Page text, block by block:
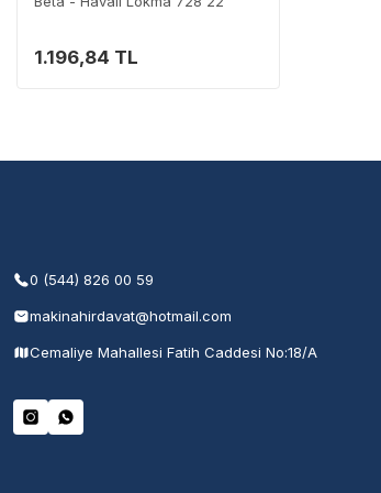
1.196,84 TL
0 (544) 826 00 59
makinahirdavat@hotmail.com
Cemaliye Mahallesi Fatih Caddesi No:18/A